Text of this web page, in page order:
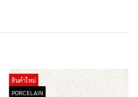
สินค้าใหม่
PORCELAIN